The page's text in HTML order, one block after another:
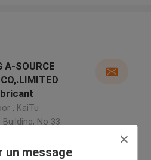
un message
A-SOURCE
, KaiTu
No 33